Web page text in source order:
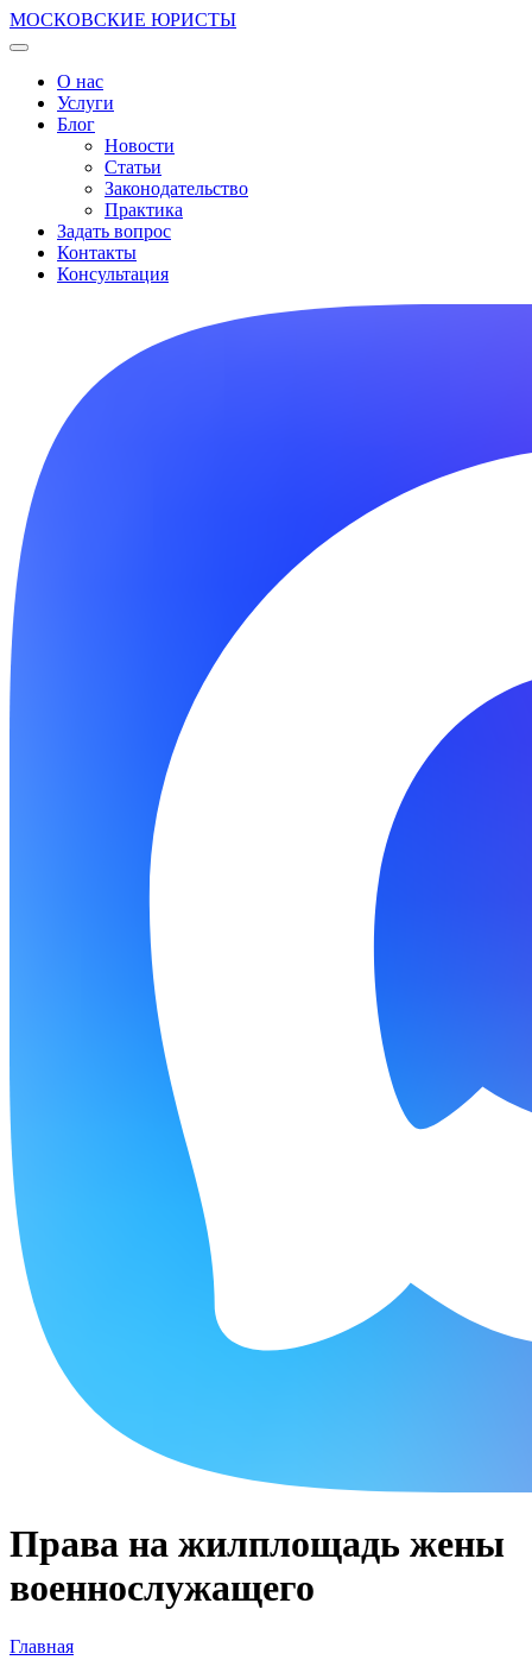
МОСКОВСКИЕ ЮРИСТЫ
О нас
Услуги
Блог
Новости
Статьи
Законодательство
Практика
Задать вопрос
Контакты
Консультация
Права на жилплощадь жены
военнослужащего
Главная